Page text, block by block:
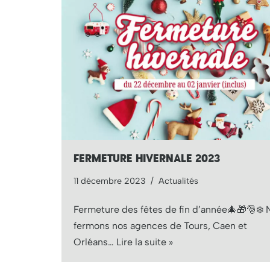
FERMETURE HIVERNALE 2023
11 décembre 2023 Actualités
Fermeture des fêtes de fin d’année🎄🎁🎅❄️
fermons nos agences de Tours, Caen et
Orléans… Lire la suite »